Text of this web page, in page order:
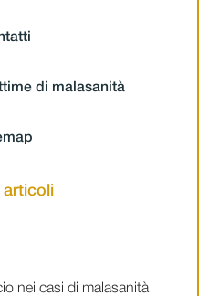
di malasanità
articoli
nei casi di malasanità